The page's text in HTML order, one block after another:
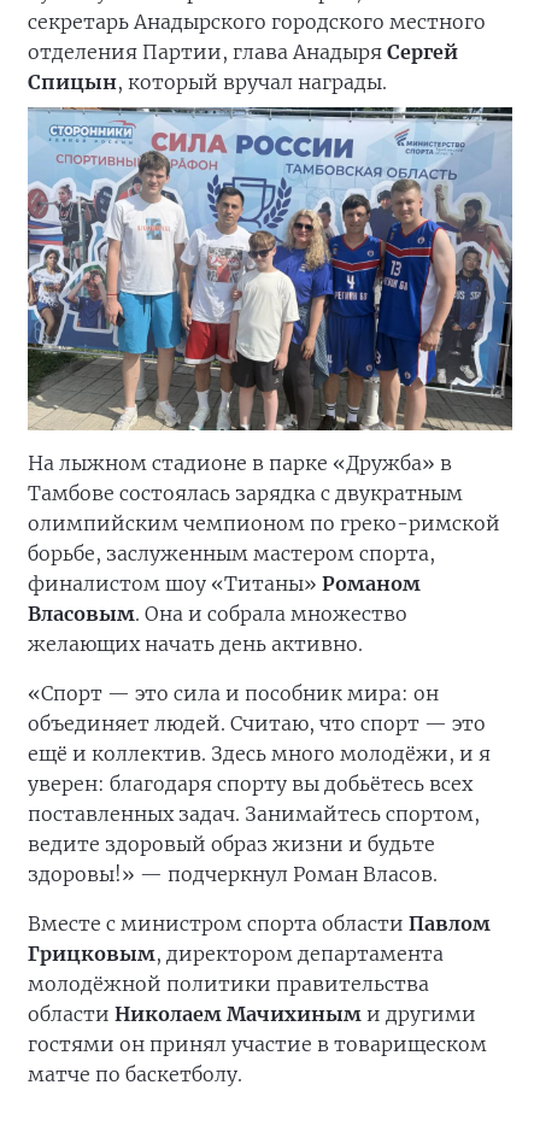
секретарь Анадырского городского местного
отделения Партии, глава Анадыря Сергей
Спицын, который вручал награды.
На лыжном стадионе в парке «Дружба» в
Тамбове состоялась зарядка с двукратным
олимпийским чемпионом по греко-римской
борьбе, заслуженным мастером спорта,
финалистом шоу «Титаны» Романом
Власовым. Она и собрала множество
желающих начать день активно.
«Спорт — это сила и пособник мира: он
объединяет людей. Считаю, что спорт — это
ещё и коллектив. Здесь много молодёжи, и я
уверен: благодаря спорту вы добьётесь всех
поставленных задач. Занимайтесь спортом,
ведите здоровый образ жизни и будьте
здоровы!» — подчеркнул Роман Власов.
Вместе с министром спорта области Павлом
Грицковым, директором департамента
молодёжной политики правительства
области Николаем Мачихиным и другими
гостями он принял участие в товарищеском
матче по баскетболу.